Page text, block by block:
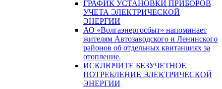
ГРАФИК УСТАНОВКИ ПРИБОРОВ
УЧЕТА ЭЛЕКТРИЧЕСКОЙ
ЭНЕРГИИ
АО «Волгаэнергосбыт» напоминает
жителям Автозаводского и Ленинского
районов об отдельных квитанциях за
отопление.
ИСКЛЮЧИТЕ БЕЗУЧЕТНОЕ
ПОТРЕБЛЕНИЕ ЭЛЕКТРИЧЕСКОЙ
ЭНЕРГИИ